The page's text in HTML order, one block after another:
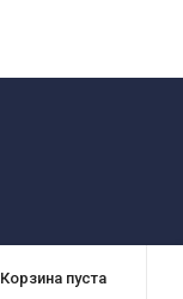
Корзина пуста